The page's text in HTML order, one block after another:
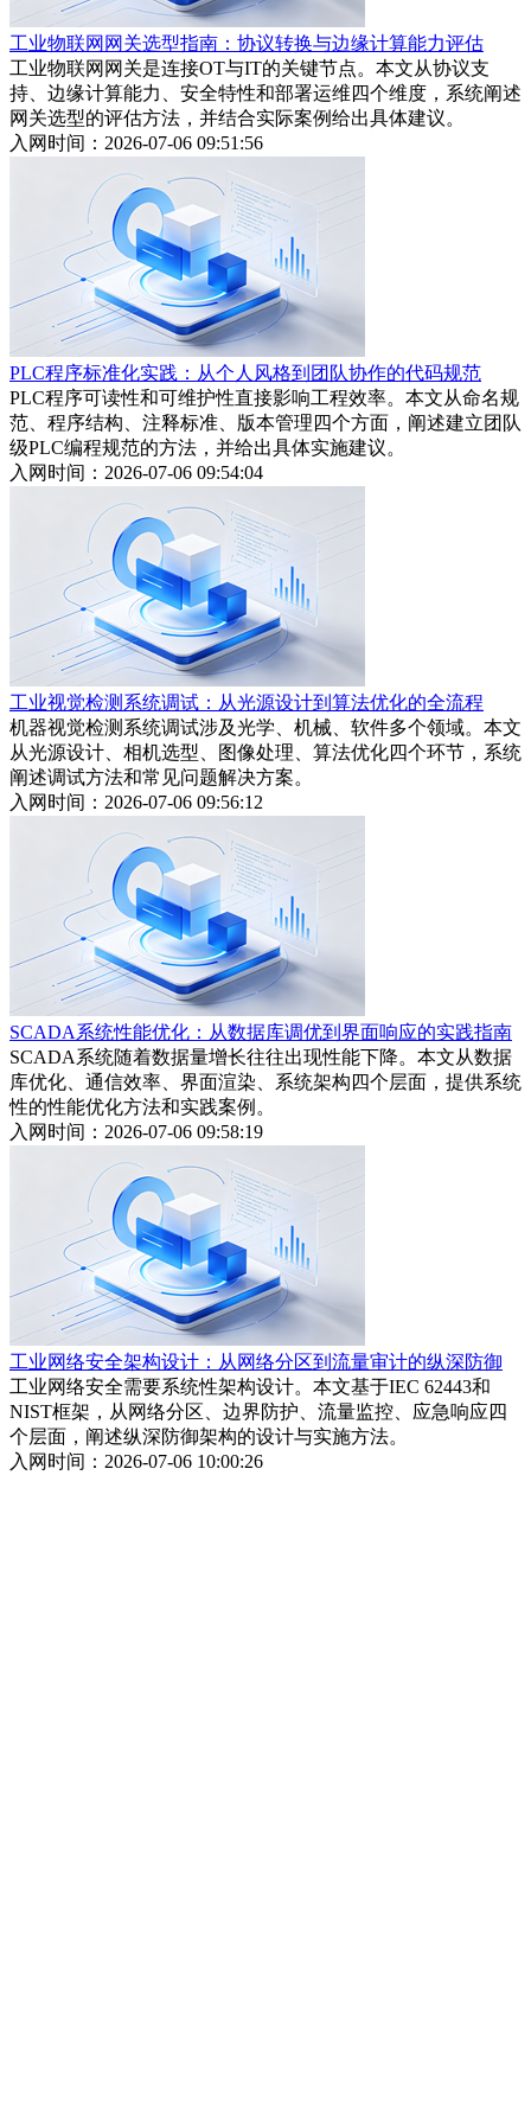
工业物联网网关选型指南：协议转换与边缘计算能力评估
工业物联网网关是连接OT与IT的关键节点。本文从协议支
持、边缘计算能力、安全特性和部署运维四个维度，系统阐述
网关选型的评估方法，并结合实际案例给出具体建议。
入网时间：2026-07-06 09:51:56
PLC程序标准化实践：从个人风格到团队协作的代码规范
PLC程序可读性和可维护性直接影响工程效率。本文从命名规
范、程序结构、注释标准、版本管理四个方面，阐述建立团队
级PLC编程规范的方法，并给出具体实施建议。
入网时间：2026-07-06 09:54:04
工业视觉检测系统调试：从光源设计到算法优化的全流程
机器视觉检测系统调试涉及光学、机械、软件多个领域。本文
从光源设计、相机选型、图像处理、算法优化四个环节，系统
阐述调试方法和常见问题解决方案。
入网时间：2026-07-06 09:56:12
SCADA系统性能优化：从数据库调优到界面响应的实践指南
SCADA系统随着数据量增长往往出现性能下降。本文从数据
库优化、通信效率、界面渲染、系统架构四个层面，提供系统
性的性能优化方法和实践案例。
入网时间：2026-07-06 09:58:19
工业网络安全架构设计：从网络分区到流量审计的纵深防御
工业网络安全需要系统性架构设计。本文基于IEC 62443和
NIST框架，从网络分区、边界防护、流量监控、应急响应四
个层面，阐述纵深防御架构的设计与实施方法。
入网时间：2026-07-06 10:00:26